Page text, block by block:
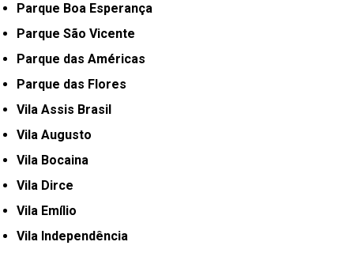
Parque Boa Esperança
Parque São Vicente
Parque das Américas
Parque das Flores
Vila Assis Brasil
Vila Augusto
Vila Bocaina
Vila Dirce
Vila Emílio
Vila Independência